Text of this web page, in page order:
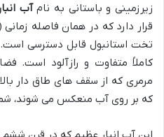
زیرزمینی و باستانی به نامآب
تخت استانبول قابل دسترسی است.
کاملاً متفاوت و رازآلود است.
مرمری که از سقف های طاق دار
که بر روی آب منعکس می شوند، شما